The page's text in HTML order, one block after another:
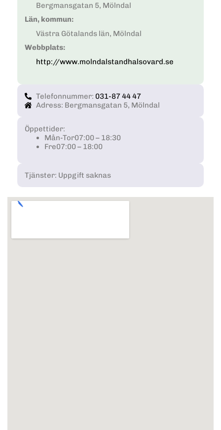
Bergmansgatan 5, Mölndal
Län, kommun:
Västra Götalands län, Mölndal
Webbplats:
http://www.molndalstandhalsovard.se
Telefonnummer: 031-87 44 47
Adress: Bergmansgatan 5, Mölndal
Öppettider:
Mån-Tor07:00 – 18:30
Fre07:00 – 18:00
Tjänster: Uppgift saknas